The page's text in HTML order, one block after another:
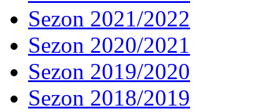
Sezon 2021/2022
Sezon 2020/2021
Sezon 2019/2020
Sezon 2018/2019